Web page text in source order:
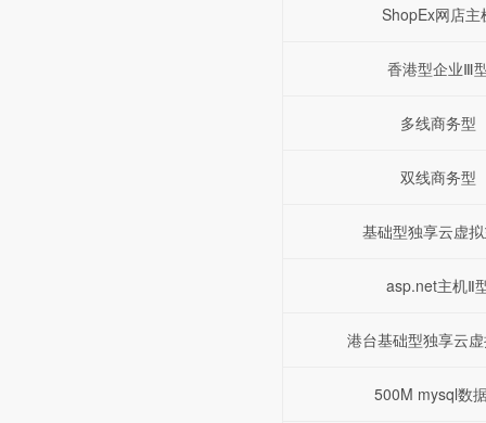
ShopEx网店主
香港型企业Ⅲ
多线商务型
双线商务型
基础型独享云虚
asp.net主机Ⅱ
港台基础型独享云
500M mysql数